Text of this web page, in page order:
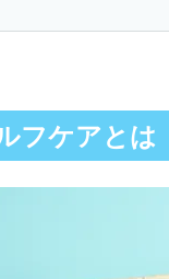
フケアとは